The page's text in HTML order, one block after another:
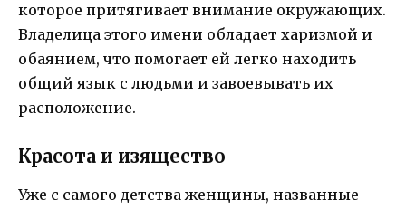
которое притягивает внимание окружающих.
Владелица этого имени обладает харизмой и
обаянием, что помогает ей легко находить
общий язык с людьми и завоевывать их
расположение.
Красота и изящество
Уже с самого детства женщины, названные